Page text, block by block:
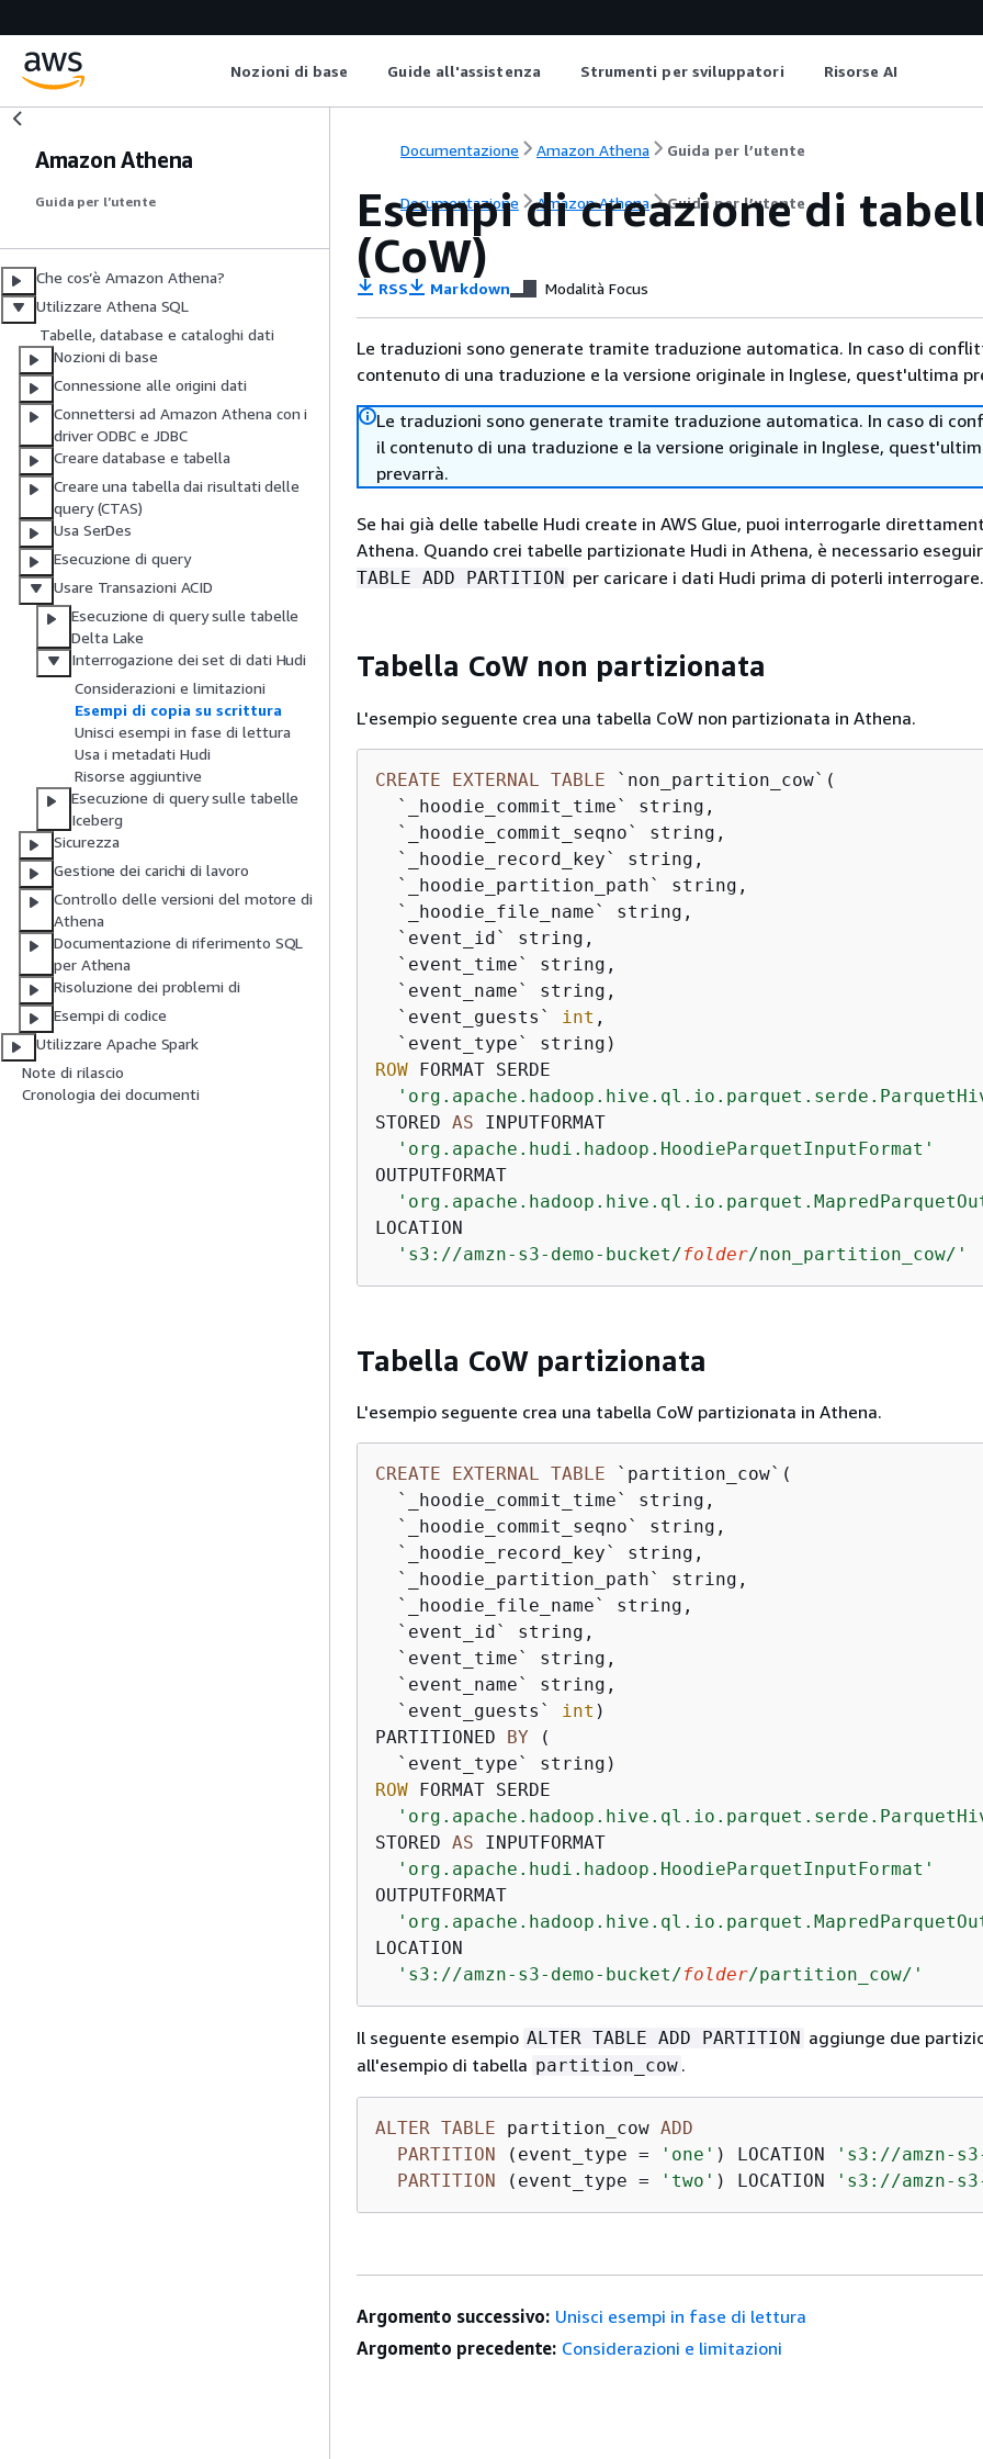
Nozioni di base Guide all'assistenza Strumenti per sviluppatori Risorse AI
Amazon Athena
Guida per l’utente
Che cos’è Amazon Athena?
Utilizzare Athena SQL
Tabelle, database e cataloghi dati
Nozioni di base
Connessione alle origini dati
Connettersi ad Amazon Athena con i
driver ODBC e JDBC
Creare database e tabella
Creare una tabella dai risultati delle
query (CTAS)
Usa SerDes
Esecuzione di query
Usare Transazioni ACID
Esecuzione di query sulle tabelle
Delta Lake
Interrogazione dei set di dati Hudi
Considerazioni e limitazioni
Esempi di copia su scrittura
Unisci esempi in fase di lettura
Usa i metadati Hudi
Risorse aggiuntive
Esecuzione di query sulle tabelle
Iceberg
Sicurezza
Gestione dei carichi di lavoro
Controllo delle versioni del motore di
Athena
Documentazione di riferimento SQL
per Athena
Risoluzione dei problemi di
Esempi di codice
Utilizzare Apache Spark
Note di rilascio
Cronologia dei documenti
Documentazione Amazon Athena Guida per l’utente
Documentazione Amazon Athena Guida per l’utente
Esempi di creazione di
(CoW)
RSS Markdown Modalità Focus
Le traduzioni sono generate tramite traduzione automatica. In caso di
contenuto di una traduzione e la versione originale in Inglese, quest'ultima
Le traduzioni sono generate tramite traduzione automatica. In caso di
il contenuto di una traduzione e la versione originale in Inglese,
prevarrà.
Se hai già delle tabelle Hudi create in AWS Glue, puoi interrogarle
Athena. Quando crei tabelle partizionate Hudi in Athena, è necessario
TABLE ADD PARTITION per caricare i dati Hudi prima di poterli interrogare.
Tabella CoW non partizionata
L'esempio seguente crea una tabella CoW non partizionata in Athena.
CREATE EXTERNAL TABLE `non_partition_cow`(
  `_hoodie_commit_time` string,
  `_hoodie_commit_seqno` string,
  `_hoodie_record_key` string,
  `_hoodie_partition_path` string,
  `_hoodie_file_name` string,
  `event_id` string,
  `event_time` string,
  `event_name` string,
  `event_guests`
int ,
ROW FORMAT SERDE
STORED AS INPUTFORMAT
'org.apache.hudi.hadoop.HoodieParquetInputFormat'
OUTPUTFORMAT
LOCATION
's3://amzn-s3-demo-bucket/folder/non_partition_cow/'
Tabella CoW partizionata
L'esempio seguente crea una tabella CoW partizionata in Athena.
CREATE EXTERNAL TABLE `partition_cow`(
  `_hoodie_commit_time` string,
  `_hoodie_commit_seqno` string,
  `_hoodie_record_key` string,
  `_hoodie_partition_path` string,
  `_hoodie_file_name` string,
  `event_id` string,
  `event_time` string,
  `event_name` string,
  `event_guests`
int )
PARTITIONED BY (
ROW FORMAT SERDE
STORED AS INPUTFORMAT
'org.apache.hudi.hadoop.HoodieParquetInputFormat'
OUTPUTFORMAT
LOCATION
's3://amzn-s3-demo-bucket/folder/partition_cow/'
Il seguente esempio ALTER TABLE ADD PARTITION aggiunge due
all'esempio di tabella partition_cow .
ALTER TABLE partition_cow ADD
PARTITION (event_type = 'one' ) LOCATION 's3://amzn-
PARTITION (event_type = 'two' ) LOCATION 's3://amzn-
Argomento successivo: Unisci esempi in fase di lettura
Argomento precedente: Considerazioni e limitazioni